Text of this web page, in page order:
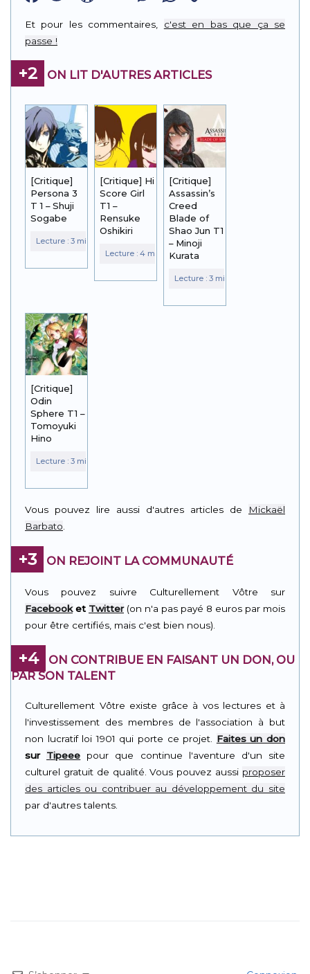
Link
Et pour les commentaires, c'est en bas que ça se
passe !
+2 ON LIT D'AUTRES ARTICLES
[Critique]
Persona 3
T 1 – Shuji
Sogabe
[Critique] Hi
Score Girl
T1 –
Rensuke
Oshikiri
[Critique]
Assassin’s
Creed
Blade of
Shao Jun T1
– Minoji
Kurata
[Critique]
Odin
Sphere T1 –
Tomoyuki
Hino
Vous pouvez lire aussi d'autres articles de
Mickaël
Barbato.
+3 ON REJOINT LA COMMUNAUTÉ
Vous pouvez suivre Culturellement Vôtre sur
Facebooket Twitter(on n'a pas payé 8 euros par mois
pour être certifiés, mais c'est bien nous).
+4
ON CONTRIBUE EN FAISANT UN DON, OU
PAR SON TALENT
Culturellement Vôtre existe grâce à vos lectures et à
l'investissement des membres de l'association à but
non lucratif loi 1901 qui porte ce projet. Faites un don
sur Tipeee pour que continue l'aventure d'un site
culturel gratuit de qualité. Vous pouvez aussi proposer
des articles ou contribuer au développement du site
par d'autres talents.